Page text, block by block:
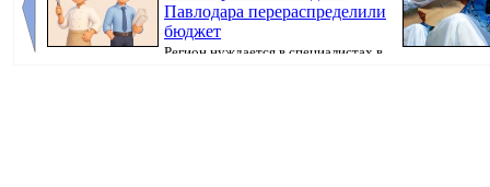
Павлодара перераспределили
бюджет
Регион нуждается в специалистах в